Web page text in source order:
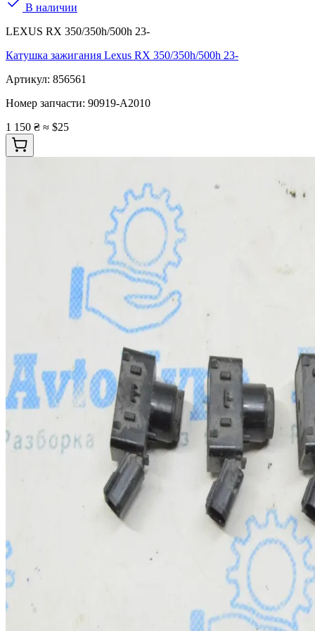
В наличии
LEXUS RX 350/350h/500h 23-
Катушка зажигания Lexus RX 350/350h/500h 23-
Артикул: 856561
Номер запчасти: 90919-A2010
1 150 ₴ ≈ $25